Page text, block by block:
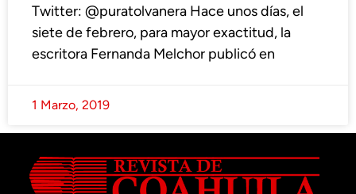
Twitter: @puratolvanera Hace unos días, el
siete de febrero, para mayor exactitud, la
escritora Fernanda Melchor publicó en
1 Marzo, 2019